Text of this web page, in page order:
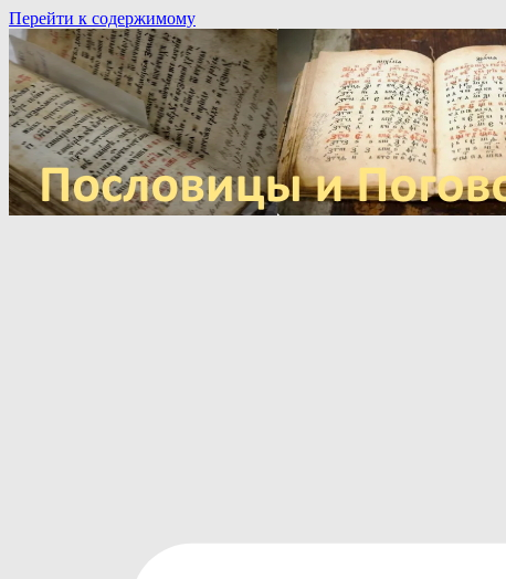
Перейти к содержимому